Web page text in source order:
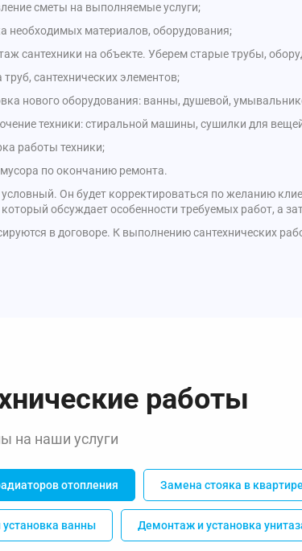
сметы на выполняемые услуги;
необходимых материалов, оборудования;
сантехники на объекте. Уберем старые трубы,
сантехнических элементов;
нового оборудования: ванны, душевой,
техники: стиральной машины, сушилки для
работы техники;
по окончанию ремонта.
условный. Он будет корректироваться по желанию
обсуждает особенности требуемых работ, а
в договоре. К выполнению сантехнических
работы
на наши услуги
отопления Замена стояка в квартире
ванны Демонтаж и установка